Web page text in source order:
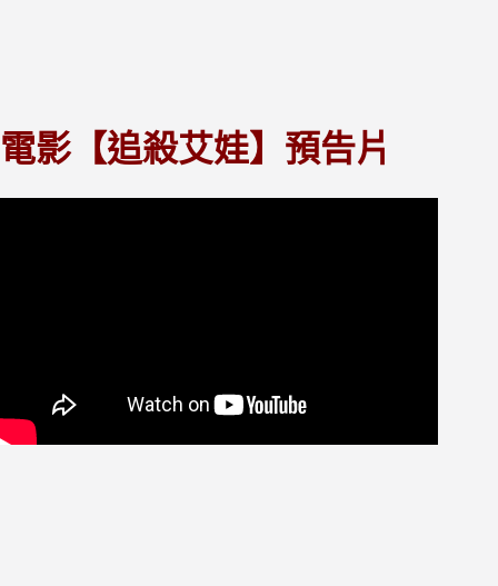
電影【追殺艾娃】預告片